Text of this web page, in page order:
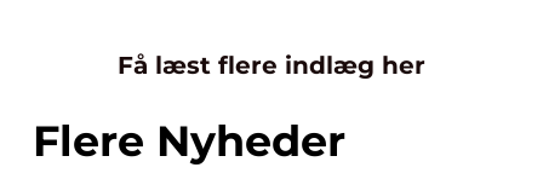
Få læst flere indlæg her
Flere Nyheder